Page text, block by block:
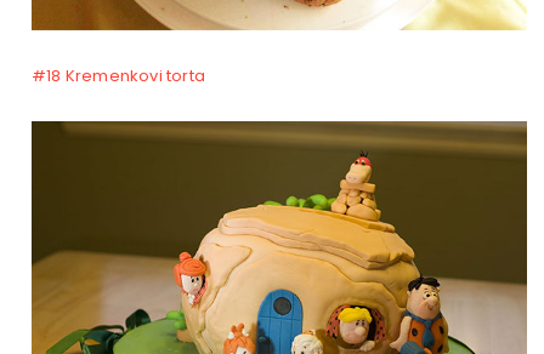
#18 Kremenkovi torta